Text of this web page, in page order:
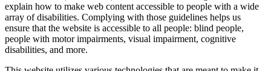
explain how to make web content accessible to people with a wide
array of disabilities. Complying with those guidelines helps us
ensure that the website is accessible to all people: blind people,
people with motor impairments, visual impairment, cognitive
disabilities, and more.